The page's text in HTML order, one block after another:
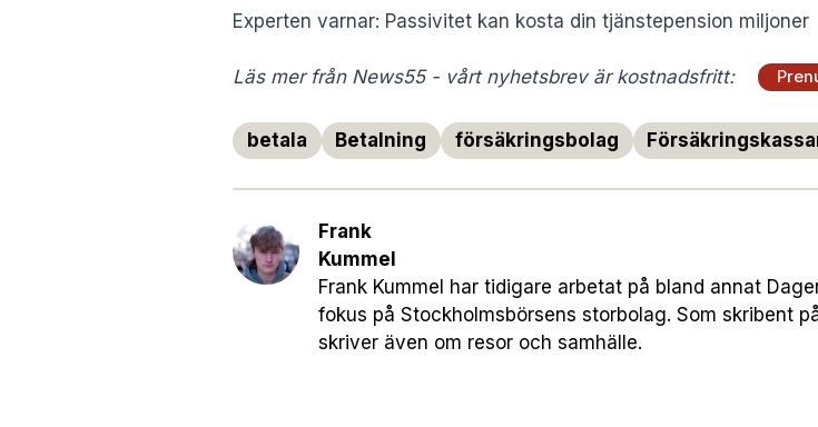
Experten varnar: Passivitet kan kosta din tjänstepension miljoner
Läs mer från News55 - vårt nyhetsbrev är kostnadsfritt:
betala Betalning försäkringsbolag
Frank
Kummel
Frank Kummel har tidigare arbetat på bland annat
fokus på Stockholmsbörsens storbolag. Som skribent
skriver även om resor och samhälle.